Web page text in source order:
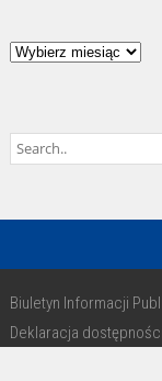
Archiwum
Biuletyn Informacji
Deklaracja dostępności